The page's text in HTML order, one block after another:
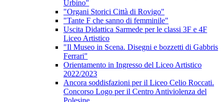
Urbino"
"Organi Storici Città di Rovigo"
"Tante F che sanno di femminile"
Uscita Didattica Sarmede per le classi 3F e 4F
Liceo Artistico
"Il Museo in Scena. Disegni e bozzetti di Gabbris
Ferrari"
Orientamento in Ingresso del Liceo Artistico
2022/2023
Ancora soddisfazioni per il Liceo Celio Roccati.
Concorso Logo per il Centro Antiviolenza del